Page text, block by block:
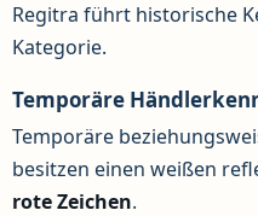
Regitra führt historische
Kategorie.
Temporäre
Temporäre
besitzen einen weißen
rote Zeichen.